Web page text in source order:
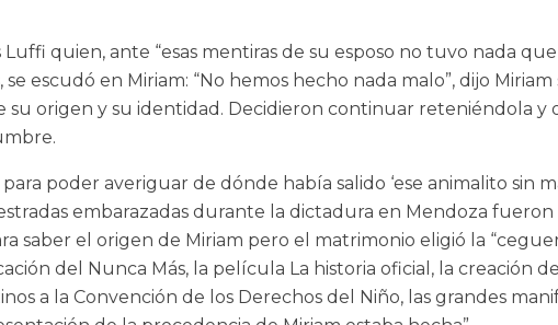
quien, ante “esas mentiras de su esposo no tuvo nada
escudó en Miriam: “No hemos hecho nada malo”, dijo
su origen y su identidad. Decidieron continuar reteniéndola
poder averiguar de dónde había salido ‘ese animalito sin
embarazadas durante la dictadura en Mendoza fueron
saber el origen de Miriam pero el matrimonio eligió la
del Nunca Más, la película La historia oficial, la creación
a la Convención de los Derechos del Niño, las grandes